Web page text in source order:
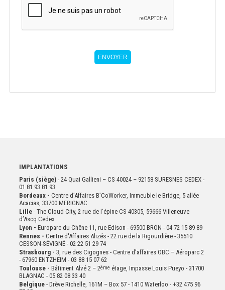
ENVOYER
IMPLANTATIONS
Paris (siège) - 24 Quai Gallieni – CS 40024 – 92158 SURESNES CEDEX -
01 81 93 81 93
Bordeaux - Centre d’Affaires B’CoWorker, Immeuble le Bridge, 5 allée
Acacias, 33700 MERIGNAC
Lille- The Cloud City, 2 rue de l’épine CS 40305, 59666 Villeneuve
d’Ascq Cedex
Lyon - Europarc du Chêne 11, rue Edison - 69500 BRON - 04 72 15 89 89
Rennes - Centre d'Affaires Alizés - 22 rue de la Rigourdière - 35510
CESSON-SÉVIGNÉ - 02 22 51 29 74
Strasbourg - 3, rue des Cigognes - Centre d’affaires OBC – Aéroparc 2
- 67960 ENTZHEIM - 03 88 15 07 62
Toulouse - Bâtiment Alvé 2 – 2ème étage, Impasse Louis Pueyo - 31700
BLAGNAC - 05 82 08 33 40
Belgique- Drève Richelle, 161M – Box 57 - 1410 Waterloo - +32 475 96